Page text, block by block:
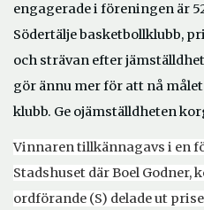
engagerade i föreningen är
Södertälje basketbollklubb,
och strävan efter
gör ännu mer för att nå
klubb. Ge ojämställdheten
Vinnaren tillkännagavs i en
Stadshuset där Boel Godner,
ordförande (S) delade ut